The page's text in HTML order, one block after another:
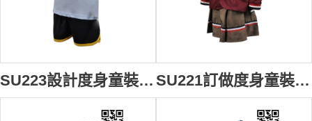
SU223設計度身童裝校服款式 訂製運動服校服款式 博才小學 夏天體育校服 自製校服款式 校服供應商 SU221訂做度身童裝校服 設計三件套校服 秋冬校服 百褶裙 自訂裙裝校服 校服製衣廠